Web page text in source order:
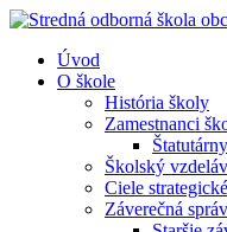
Úvod
O škole
História školy
Zamestnanci
Školský
Ciele
Záverečná